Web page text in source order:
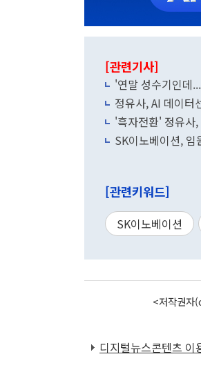
[관련기사]
'연말 성수기인데
정유사, AI 데이터
'흑자전환' 정유사,
SK이노베이션, 임
[관련키워드]
SK이노베이션
<저작권자
디지털뉴스콘텐츠 이